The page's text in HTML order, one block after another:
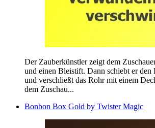
Der Zauberkünstler zeigt dem
und einen Bleistift. Dann schiebt er
und verschließt das Rohr mit einem
dem Zuschau...
Bonbon Box Gold by Twister Magic